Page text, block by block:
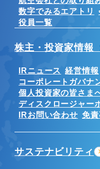
数字でみるエアトリ
役員一覧
株主・投資家情報
IRニュース 経営情報
コーポレートガバナ
個人投資家の皆さま
ディスクロージャー
IRお問い合わせ 免
サステナビリティ